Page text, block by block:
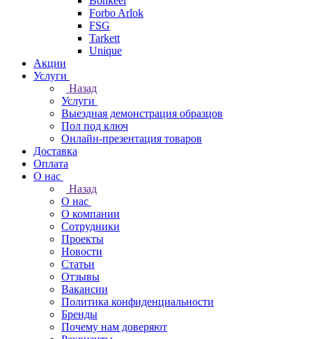
Forbo Arlok
FSG
Tarkett
Unique
Акции
Услуги
Назад
Услуги
Выездная демонстрация образцов
Пол под ключ
Онлайн-презентация товаров
Доставка
Оплата
О нас
Назад
О нас
О компании
Сотрудники
Проекты
Новости
Статьи
Отзывы
Вакансии
Политика конфиденциальности
Бренды
Почему нам доверяют